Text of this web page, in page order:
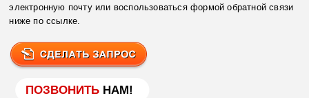
электронную почту или воспользоваться формой обратной связи
ниже по ссылке.
ПОЗВОНИТЬ НАМ!